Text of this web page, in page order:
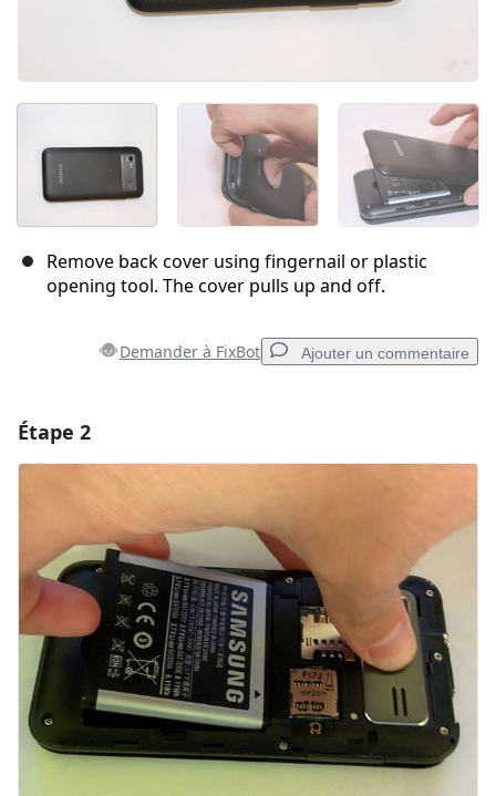
Remove back cover using fingernail or plastic
opening tool. The cover pulls up and off.
Demander à FixBot Ajouter un commentaire
Annuler Publier un commentaire
Étape 2